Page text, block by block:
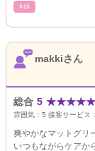
ﾈｲﾙ
makkiさん
総合 5 ★★★★★
雰囲気： 5 接客サービス：
爽やかなマットグリ
いつもながらケアか